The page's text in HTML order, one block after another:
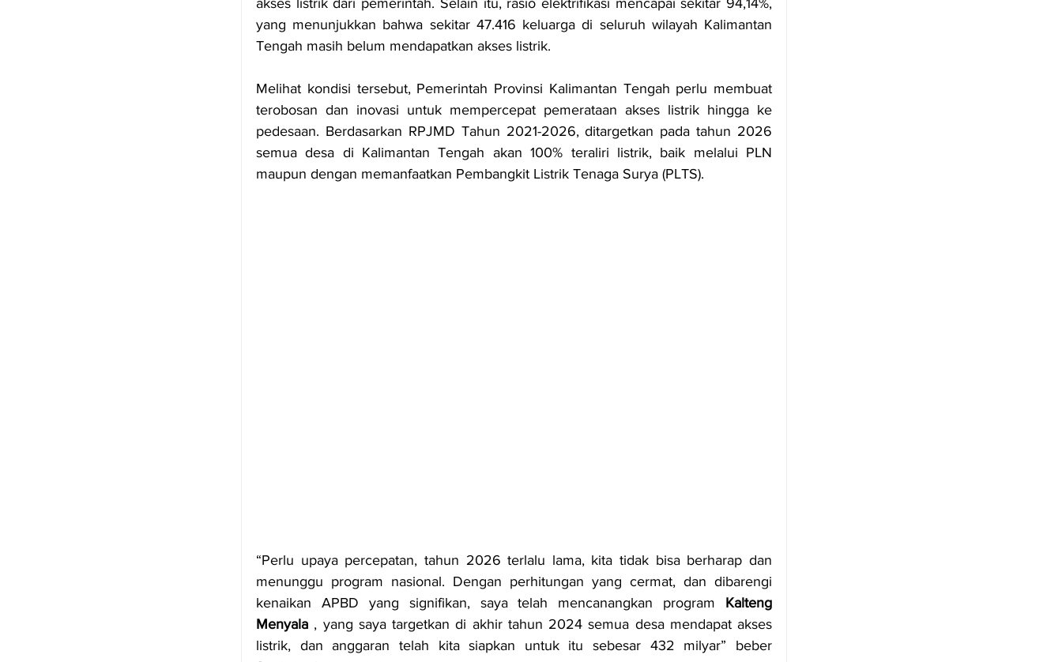
yang menunjukkan bahwa sekitar 47.416 keluarga di seluruh wilayah Kalimantan
Tengah masih belum mendapatkan akses listrik.
Melihat kondisi tersebut, Pemerintah Provinsi Kalimantan Tengah perlu membuat
terobosan dan inovasi untuk mempercepat pemerataan akses listrik hingga ke
pedesaan. Berdasarkan RPJMD Tahun 2021-2026, ditargetkan pada tahun 2026
semua desa di Kalimantan Tengah akan 100% teraliri listrik, baik melalui PLN
maupun dengan memanfaatkan Pembangkit Listrik Tenaga Surya (PLTS).
“Perlu upaya percepatan, tahun 2026 terlalu lama, kita tidak bisa berharap dan
menunggu program nasional. Dengan perhitungan yang cermat, dan dibarengi
kenaikan APBD yang signifikan, saya telah mencanangkan program Kalteng
Menyala , yang saya targetkan di akhir tahun 2024 semua desa mendapat akses
listrik, dan anggaran telah kita siapkan untuk itu sebesar 432 milyar” beber